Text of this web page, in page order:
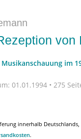
von
im
01.01.1994 • 275
innerhalb
.